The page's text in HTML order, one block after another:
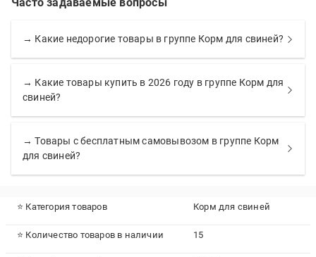
→ Какие недорогие товары в группе Корм для свиней?
→ Какие товары купить в 2026 году в группе Корм для
свиней?
→ Товары с бесплатным самовывозом в группе Корм
для свиней?
⭐ Категория товаров Корм для свиней
⭐ Количество товаров в наличии 15